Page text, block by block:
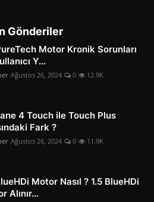
Gönderiler
Motor Kronik Sorunları
Y...
Ağustos 26, 2024 0 12.9K
4 Touch ile Touch Plus
Fark ?
Ağustos 26, 2024 0 11.9K
Motor Nasıl ? 1.5 BlueHDi
Alınır...